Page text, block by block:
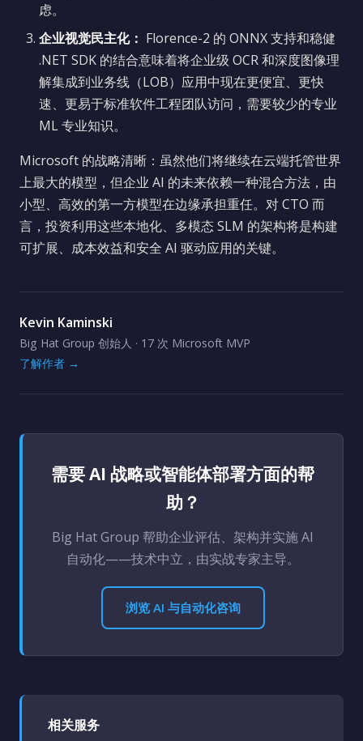
虑。
企业视觉民主化： Florence-2 的 ONNX 支持和稳健
.NET SDK 的结合意味着将企业级 OCR 和深度图像理
解集成到业务线（LOB）应用中现在更便宜、更快
速、更易于标准软件工程团队访问，需要较少的专业
ML 专业知识。
Microsoft 的战略清晰：虽然他们将继续在云端托管世界
上最大的模型，但企业 AI 的未来依赖一种混合方法，由
小型、高效的第一方模型在边缘承担重任。对 CTO 而
言，投资利用这些本地化、多模态 SLM 的架构将是构建
可扩展、成本效益和安全 AI 驱动应用的关键。
Kevin Kaminski
Big Hat Group 创始人 · 17 次 Microsoft MVP
了解作者 →
需要 AI 战略或智能体部署方面的帮
助？
Big Hat Group 帮助企业评估、架构并实施 AI
自动化——技术中立，由实战专家主导。
浏览 AI 与自动化咨询
相关服务